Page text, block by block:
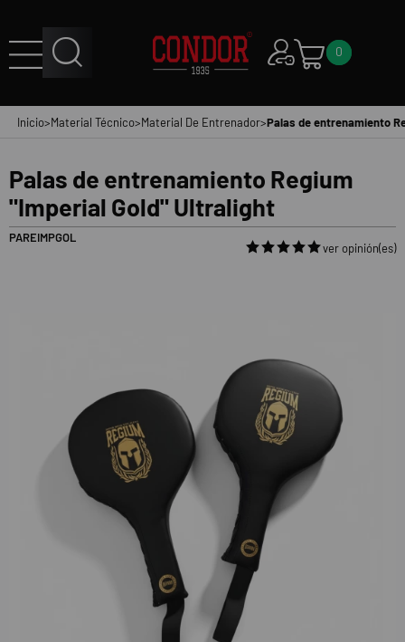
0
Inicio>Material Técnico>Material De Entrenador>Palas de entrenamiento
Palas de entrenamiento Regium
"Imperial Gold" Ultralight
PAREIMPGOL
ver opinión(es)